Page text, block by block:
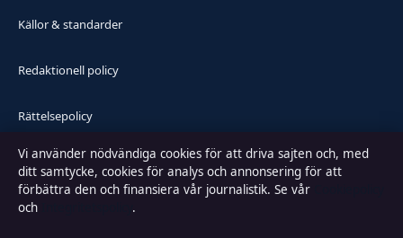
Källor & standarder
Redaktionell policy
Rättelsepolicy
Faktagranskningspolicy
Ägande & finansiering
Vi använder nödvändiga cookies för att driva sajten och, med
ditt samtycke, cookies för analys och annonsering för att
förbättra den och finansiera vår journalistik. Se vår
och
.